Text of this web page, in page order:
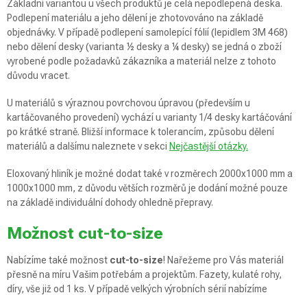
Základní variantou u všech produktů je celá nepodlepená deska.
Podlepení materiálu a jeho dělení je zhotovováno na základě
objednávky. V případě podlepení samolepící fólií (lepidlem 3M 468)
nebo dělení desky (varianta ½ desky a ¼ desky) se jedná o zboží
vyrobené podle požadavků zákazníka a materiál nelze z tohoto
důvodu vracet.
U materiálů s výraznou povrchovou úpravou (především u
kartáčovaného provedení) vychází u varianty 1/4 desky kartáčování
po krátké straně. Bližší informace k tolerancím, způsobu dělení
materiálů a dalšímu naleznete v sekci Nejčastější otázky.
Eloxovaný hliník je možné dodat také v rozměrech 2000x1000 mm a
1000x1000 mm, z důvodu větších rozměrů je dodání možné pouze
na základě individuální dohody ohledně přepravy.
Možnost cut-to-size
Nabízíme také možnost cut-to-size! Nařežeme pro Vás materiál
přesně na míru Vašim potřebám a projektům. Fazety, kulaté rohy,
díry, vše již od 1 ks. V případě velkých výrobních sérií nabízíme